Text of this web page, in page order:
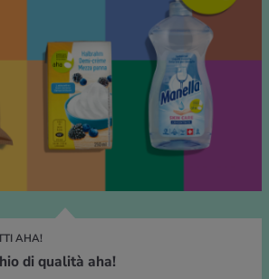
AHA!
di qualità aha!